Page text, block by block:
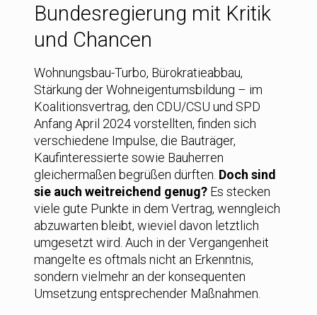
Bundesregierung mit Kritik
und Chancen
Wohnungsbau-Turbo, Bürokratieabbau,
Stärkung der Wohneigentumsbildung – im
Koalitionsvertrag, den CDU/CSU und SPD
Anfang April 2024 vorstellten, finden sich
verschiedene Impulse, die Bauträger,
Kaufinteressierte sowie Bauherren
gleichermaßen begrüßen dürften. Doch sind
sie auch weitreichend genug? Es stecken
viele gute Punkte in dem Vertrag, wenngleich
abzuwarten bleibt, wieviel davon letztlich
umgesetzt wird. Auch in der Vergangenheit
mangelte es oftmals nicht an Erkenntnis,
sondern vielmehr an der konsequenten
Umsetzung entsprechender Maßnahmen.